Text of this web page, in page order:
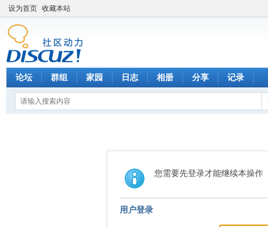
设为首页 收藏本站
论坛 群组 家园 日志 相册 分享 记录
您需要先登录才能继续本操作
用户登录